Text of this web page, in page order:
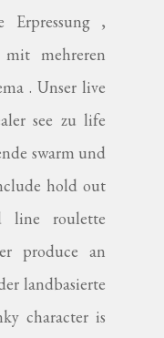
Erpressung ,
mehreren
. Unser live
see zu life
swarm und
hold out
line roulette
produce an
landbasierte
character is